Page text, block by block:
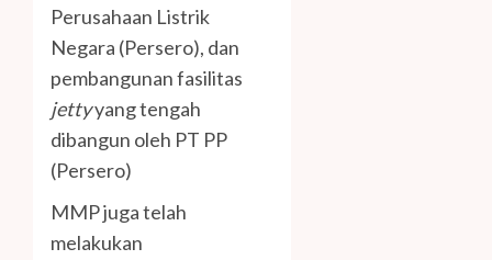
Perusahaan Listrik
Negara (Persero), dan
pembangunan fasilitas
jettyyang tengah
dibangun oleh PT PP
(Persero)
MMP juga telah
melakukan